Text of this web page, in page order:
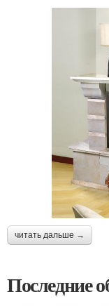
читать дальше →
Последние